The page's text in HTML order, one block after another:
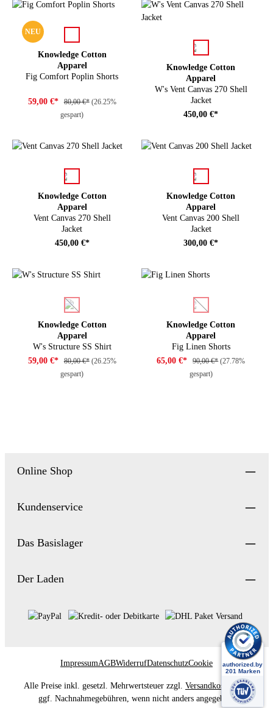
NEU
Knowledge Cotton
Apparel
Fig Comfort Poplin Shorts
Farbe
59,00 €* 80,00 €* (26.25%
gespart)
Knowledge Cotton
Apparel
W's Vent Canvas 270 Shell
Jacket
auswählen
450,00 €*
Knowledge Cotton
Apparel
Vent Canvas 270 Shell
Jacket
auswählen
450,00 €*
Knowledge Cotton
Apparel
Vent Canvas 200 Shell
Jacket
auswählen
300,00 €*
Knowledge Cotton
Apparel
W's Structure SS Shirt
auswählen
(Diese Option ist zurzeit nicht verfügbar.)
59,00 €* 80,00 €* (26.25%
gespart)
Knowledge Cotton
Apparel
Fig Linen Shorts
auswählen
(Diese Option ist
65,00 €* 90,00 €* (27.78%
gespart)
Online Shop
Kundenservice
Das Basislager
Der Laden
ImpressumAGBWiderrufDatenschutzCookie
Alle Preise inkl. gesetzl. Mehrwertsteuer zzgl. Versandkostenund
ggf. Nachnahmegebühren, wenn nicht anders angegeben.